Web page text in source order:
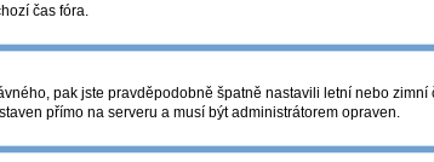
čas fóra.
pak jste pravděpodobně špatně nastavili letní nebo
přímo na serveru a musí být administrátorem opraven.